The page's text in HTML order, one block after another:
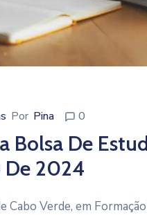
Por Pina 0
Bolsa De
De 2024
Cabo Verde, em